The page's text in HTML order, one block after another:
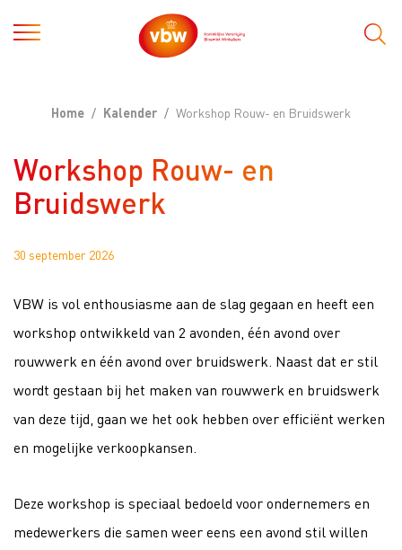
Home Kalender Workshop Rouw- en Bruidswerk
Workshop Rouw- en
Bruidswerk
30 september 2026
VBW is vol enthousiasme aan de slag gegaan en heeft een
workshop ontwikkeld van 2 avonden, één avond over
rouwwerk en één avond over bruidswerk. Naast dat er stil
wordt gestaan bij het maken van rouwwerk en bruidswerk
van deze tijd, gaan we het ook hebben over efficiënt werken
en mogelijke verkoopkansen.
Deze workshop is speciaal bedoeld voor ondernemers en
medewerkers die samen weer eens een avond stil willen